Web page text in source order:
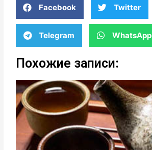
Facebook Twitter
Telegram WhatsApp
Похожие записи: